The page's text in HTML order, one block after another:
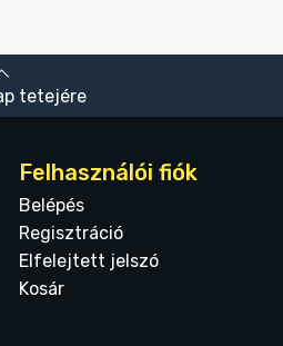
tetejére
Felhasználói fiók
Belépés
Regisztráció
Elfelejtett jelszó
Kosár